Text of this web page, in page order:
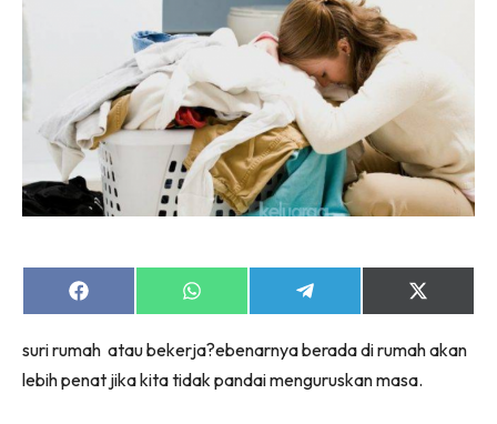
Share
on
Share
on
Share
on
Share
on
(Twitter)
suri rumah atau bekerja?ebenarnya berada di rumah akan
lebih penat jika kita tidak pandai menguruskan masa.